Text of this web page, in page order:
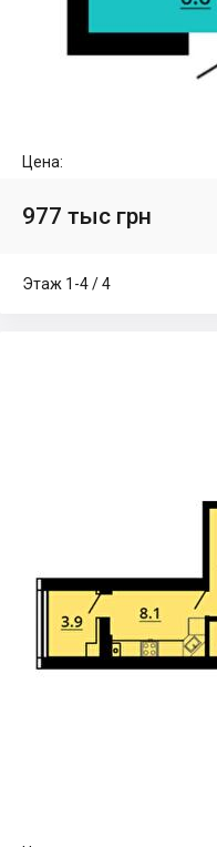
Цена:
977 тыс грн
Этаж 1-4 / 4